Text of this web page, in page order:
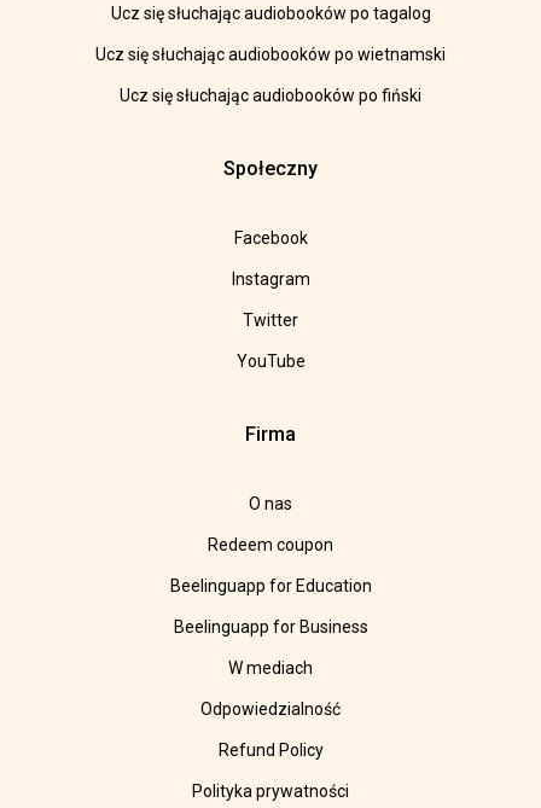
Ucz się słuchając audiobooków po tagalog
Ucz się słuchając audiobooków po wietnamski
Ucz się słuchając audiobooków po fiński
Społeczny
Facebook
Instagram
Twitter
YouTube
Firma
O nas
Redeem coupon
Beelinguapp for Education
Beelinguapp for Business
W mediach
Odpowiedzialność
Refund Policy
Polityka prywatności